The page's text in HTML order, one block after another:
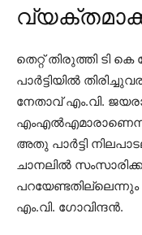
തെറ്റ് തിരുത്തി ടി
പാര്‍ട്ടിയില്‍
നേതാവ് എം.വി.
അതു പാര്‍ട്ടി
ചാനലില്‍
എം.വി. ഗോവിന്ദന്‍.